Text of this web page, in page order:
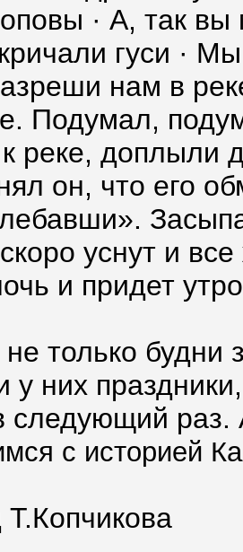
· А, так
гуси ·
нам в
Подумал,
реке, доплыли
он, что его
уснут и
и придет
только будни
у них
следующий раз.
с историей